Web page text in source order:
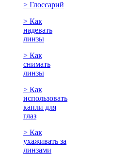
> Глоссарий
> Как
надевать
линзы
> Как
снимать
линзы
> Как
использовать
капли для
глаз
> Как
ухаживать за
линзами